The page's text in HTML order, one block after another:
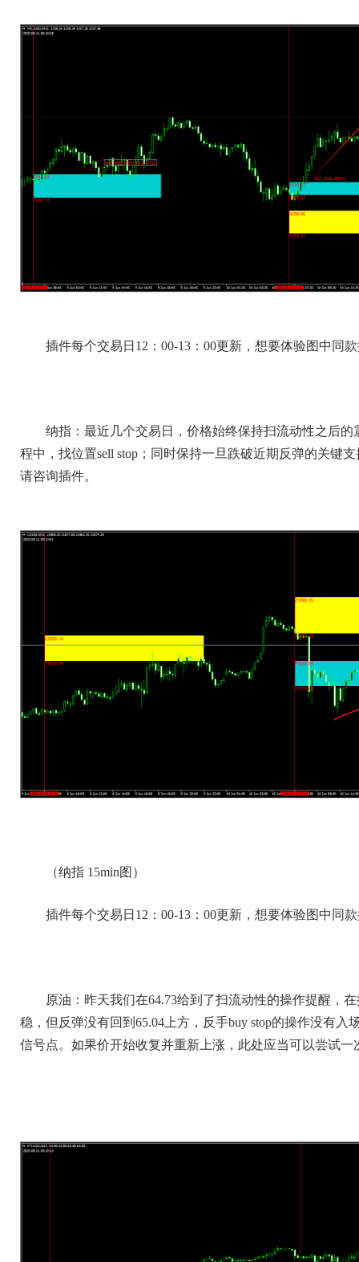
插件每个交易日12：00-13：00更新，想要体验图中同
纳指：最近几个交易日，价格始终保持扫流动性之后
程中，找位置sell stop；同时保持一旦跌破近期反弹的关键
请咨询插件。
（纳指 15min图）
插件每个交易日12：00-13：00更新，想要体验图中同
原油：昨天我们在64.73给到了扫流动性的操作提醒，
稳，但反弹没有回到65.04上方，反手buy stop的操作没有
信号点。如果价开始收复并重新上涨，此处应当可以尝试